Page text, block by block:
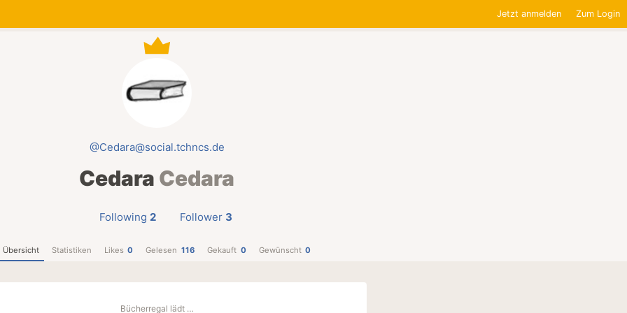
Jetzt anmelden Zum Login
@Cedara@social.tchncs.de
Cedara Cedara
Following 2 Follower 3
Übersicht Statistiken Likes 0 Gelesen 116 Gekauft 0 Gewünscht 0
Bücherregal lädt …